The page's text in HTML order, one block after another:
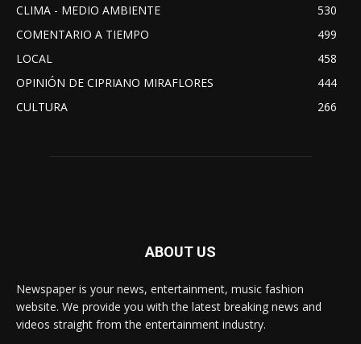
CLIMA - MEDIO AMBIENTE
530
COMENTARIO A TIEMPO
499
LOCAL
458
OPINIÓN DE CIPRIANO MIRAFLORES
444
CULTURA
266
ABOUT US
Newspaper is your news, entertainment, music fashion
website. We provide you with the latest breaking news and
videos straight from the entertainment industry.